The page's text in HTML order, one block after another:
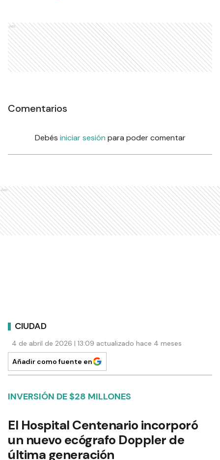
Ads
Comentarios
Debés iniciar sesión para poder comentar
Ads
CIUDAD
4 de abril de 2026 | 13:09 actualizado hace 4 meses
Añadir como fuente en
INVERSIÓN DE $28 MILLONES
El Hospital Centenario incorporó
un nuevo ecógrafo Doppler de
última generación